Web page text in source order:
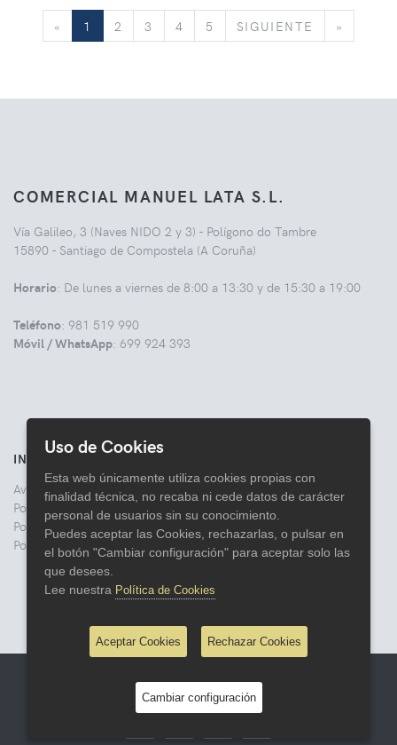
« 1 2 3 4 5 SIGUIENTE SIGUIENTE
»
COMERCIAL MANUEL LATA S.L.
Vía Galileo, 3 (Naves NIDO 2 y 3) - Polígono do Tambre
15890 - Santiago de Compostela (A Coruña)
Horario: De lunes a viernes de 8:00 a 13:30 y de 15:30 a 19:00
Teléfono: 981 519 990
Móvil / WhatsApp: 699 924 393
INFORMACIÓN
Aviso legal
Politica de Privacidad
Política de Cookies
Política de Devoluciones
© 2026 Comercial Lata
Uso de Cookies
Esta web únicamente utiliza cookies propias con
finalidad técnica, no recaba ni cede datos de carácter
personal de usuarios sin su conocimiento.
Puedes aceptar las Cookies, rechazarlas, o pulsar en
el botón "Cambiar configuración" para aceptar solo las
que desees.
Lee nuestra Política de Cookies
Aceptar Cookies Rechazar Cookies
Cambiar configuración